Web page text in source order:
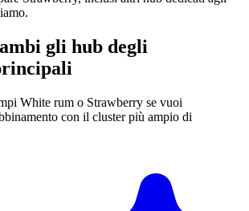
gli hub degli
White rum o Strawberry se vuoi
con il cluster più ampio di